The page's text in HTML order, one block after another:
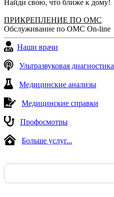
Профессионал своего дела!
Юлия, 09.10.2019
Найди свою, что ближе к дому!
ПРИКРЕПЛЕНИЕ ПО ОМС
Обслуживание по ОМС On-line
Наши врачи
Ультразвуковая диагностика
Медицинские анализы
Медицинские справки
Профосмотры
Больше услуг...